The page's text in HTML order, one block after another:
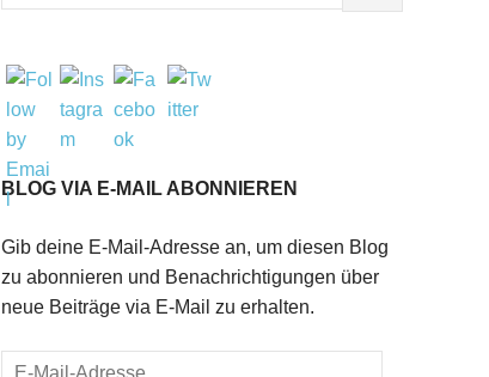
BLOG VIA E-MAIL ABONNIEREN
Gib deine E-Mail-Adresse an, um diesen Blog
zu abonnieren und Benachrichtigungen über
neue Beiträge via E-Mail zu erhalten.
E-